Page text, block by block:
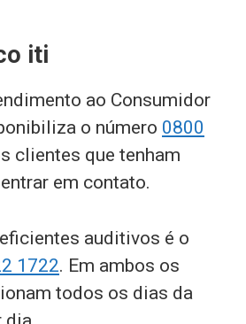
iti
ao Consumidor
o número 0800
clientes que tenham
em contato.
auditivos é o
1722. Em ambos os
todos os dias da